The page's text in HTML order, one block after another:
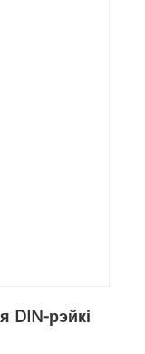
DIN-рэйкі